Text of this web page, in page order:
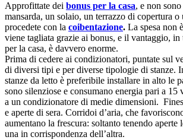
Approfittate dei bonus per la casa, e non
mansarda, un solaio, un terrazzo di copertura o
procedete con la coibentazione. La spesa non
viene tagliata grazie ai bonus, e il vantaggio,
per la casa, è davvero enorme.
Prima di cedere ai condizionatori, puntate sul
di diversi tipi e per diverse tipologie di stanze.
stanze da letto è preferibile installare in alto le
sono silenziose e consumano energia pari a 15
a un condizionatore di medie dimensioni.
e aperte di sera. Corridoi d’aria, che
aumentano la frescura: soltanto tenendo aperte
una in corrispondenza dell’altra.